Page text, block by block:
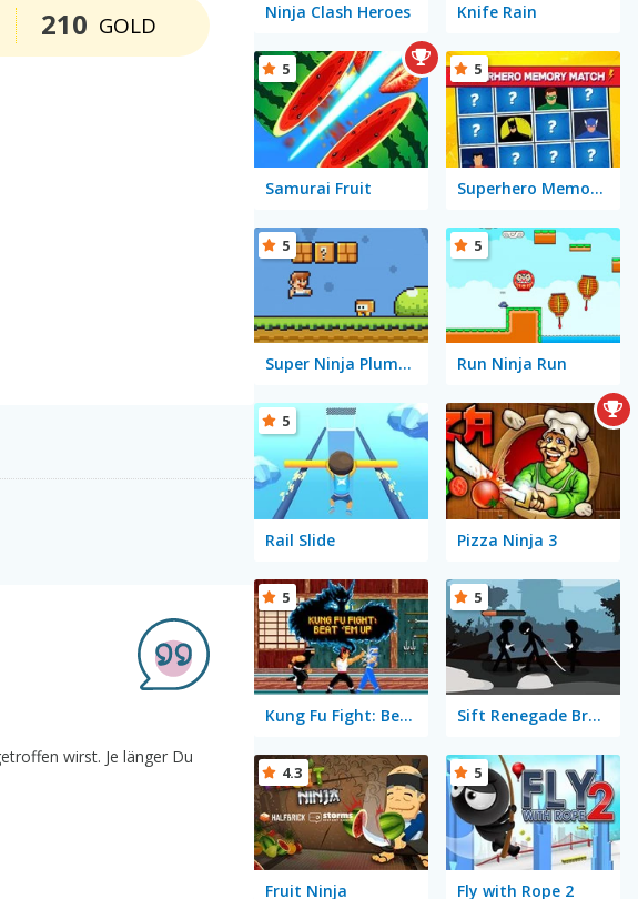
GOLD
210
wirst. Je länger Du
Ninja Clash Heroes Knife Rain
Samurai Fruit
5
Superhero Memory Match
5
Super Ninja Plumber
5
Run Ninja Run
5
Rail Slide
5
Pizza Ninja 3
Kung Fu Fight: Beat 'Em Up
5
Sift Renegade Brawl
5
Fruit Ninja
4.3
Fly with Rope 2
5